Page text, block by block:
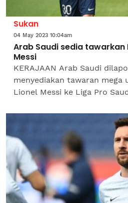
Sukan
04 May 2023 10:04am
Arab Saudi sedia tawarkan
Messi
KERAJAAN Arab Saudi
menyediakan tawaran mega
Lionel Messi ke Liga Pro
dijangka meninggalkan Paris